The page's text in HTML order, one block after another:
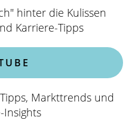
hinter die Kulissen
Karriere-Tipps
Markttrends und
Insights